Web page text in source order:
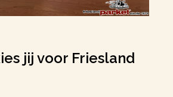
jij voor Friesland